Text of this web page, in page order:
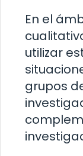
En el
utilizar
grupos